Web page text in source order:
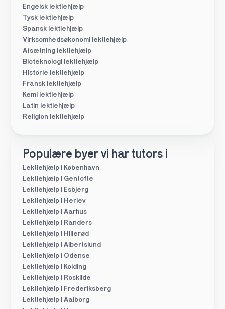
Engelsk lektiehjælp
Tysk lektiehjælp
Spansk lektiehjælp
Virksomhedsøkonomi lektiehjælp
Afsætning lektiehjælp
Bioteknologi lektiehjælp
Historie lektiehjælp
Fransk lektiehjælp
Kemi lektiehjælp
Latin lektiehjælp
Religion lektiehjælp
Populære byer vi har tutors i
Lektiehjælp i København
Lektiehjælp i Gentofte
Lektiehjælp i Esbjerg
Lektiehjælp i Herlev
Lektiehjælp i Aarhus
Lektiehjælp i Randers
Lektiehjælp i Hillerød
Lektiehjælp i Albertslund
Lektiehjælp i Odense
Lektiehjælp i Kolding
Lektiehjælp i Roskilde
Lektiehjælp i Frederiksberg
Lektiehjælp i Aalborg